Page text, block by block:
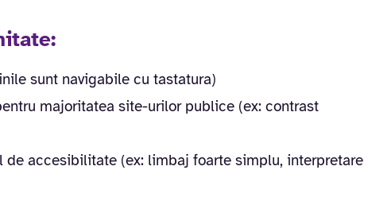
sunt navigabile cu tastatura)
majoritatea site-urilor publice (ex: contrast
de accesibilitate (ex: limbaj foarte simplu, interpretare